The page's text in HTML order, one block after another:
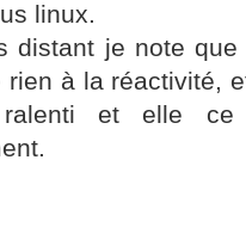
linux.
distant je note
rien à la réactivité,
et elle ce